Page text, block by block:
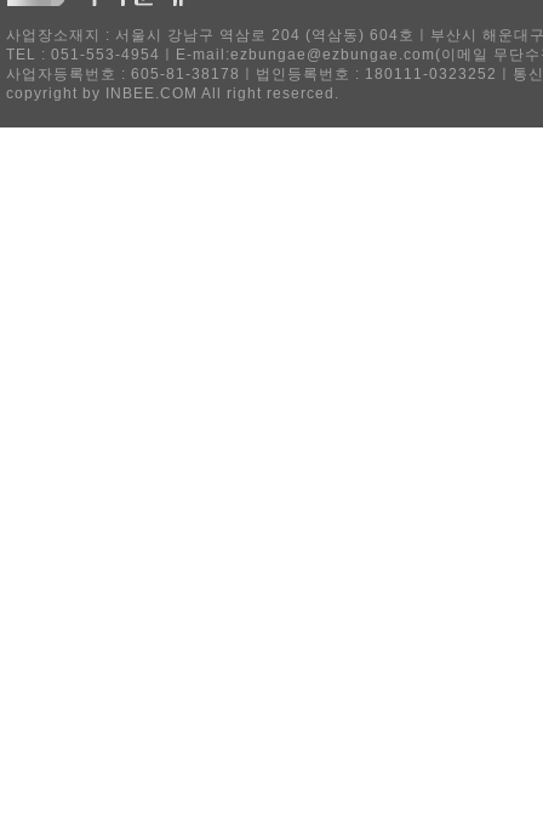
사업장소재지 : 서울시 강남구 역삼로 204 (역삼동) 604호ㅣ부산시 해운
TEL : 051-553-4954ㅣE-mail:ezbungae@ezbungae.com(이메일 무단수
사업자등록번호 : 605-81-38178ㅣ법인등록번호 : 180111-0323252ㅣ통
copyright by INBEE.COM All right reserced.